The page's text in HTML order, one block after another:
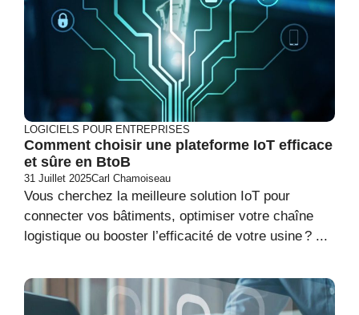
LOGICIELS POUR ENTREPRISES
Comment choisir une plateforme IoT efficace
et sûre en BtoB
31 Juillet 2025Carl Chamoiseau
Vous cherchez la meilleure solution IoT pour
connecter vos bâtiments, optimiser votre chaîne
logistique ou booster l’efficacité de votre usine ? ...